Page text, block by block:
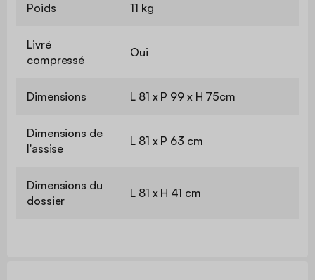
Poids 11 kg
Livré
compressé
Oui
Dimensions L 81 x P 99 x H 75cm
Dimensions de
l'assise
L 81 x P 63 cm
Dimensions du
dossier
L 81 x H 41 cm